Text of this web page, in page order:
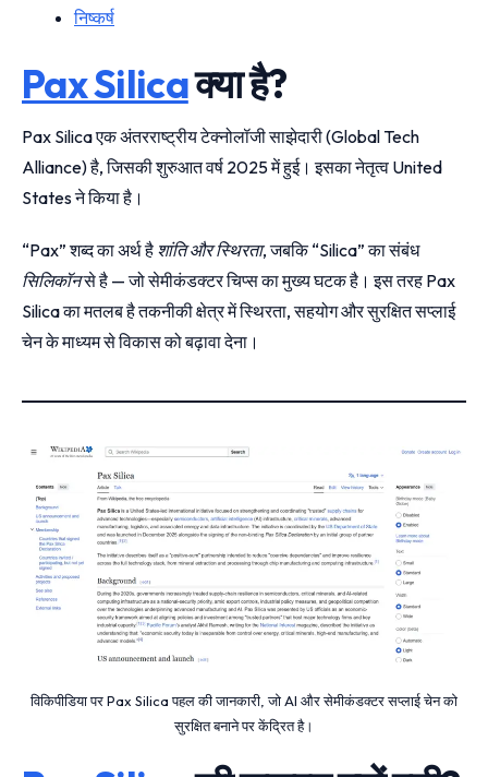
निष्कर्ष
Pax Silicaक्या है?
Pax Silica एक अंतरराष्ट्रीय टेक्नोलॉजी साझेदारी (Global Tech
Alliance) है, जिसकी शुरुआत वर्ष 2025 में हुई। इसका नेतृत्व United
States ने किया है।
“Pax” शब्द का अर्थ है शांति और स्थिरता, जबकि “Silica” का संबंध
सिलिकॉनसे है — जो सेमीकंडक्टर चिप्स का मुख्य घटक है। इस तरह Pax
Silica का मतलब है तकनीकी क्षेत्र में स्थिरता, सहयोग और सुरक्षित सप्लाई
चेन के माध्यम से विकास को बढ़ावा देना।
विकिपीडिया पर Pax Silica पहल की जानकारी, जो AI और सेमीकंडक्टर सप्लाई चेन को
सुरक्षित बनाने पर केंद्रित है।